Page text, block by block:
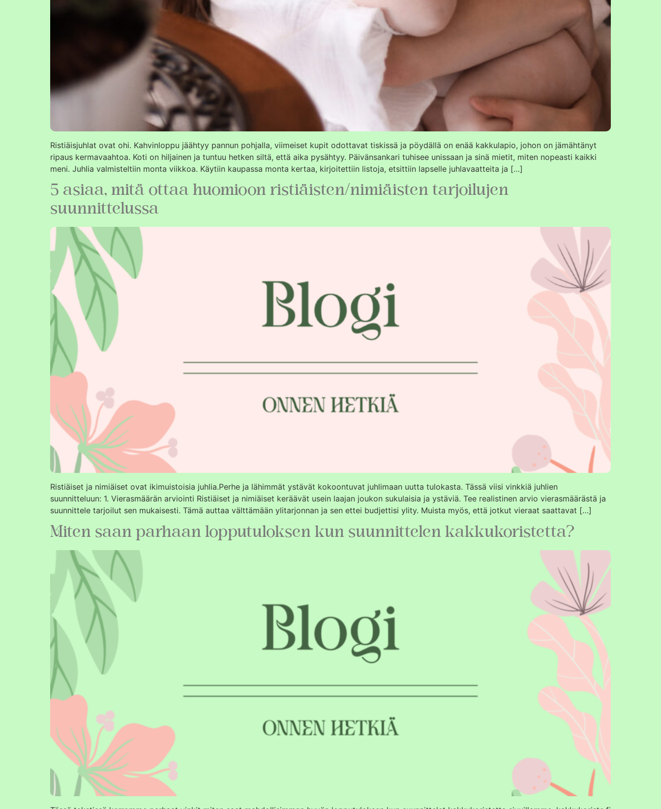
Ristiäisjuhlat ovat ohi. Kahvinloppu jäähtyy pannun pohjalla, viimeiset kupit odottavat tiskissä ja pöydällä on enää kakkulapio, johon on jämähtänyt
ripaus kermavaahtoa. Koti on hiljainen ja tuntuu hetken siltä, että aika pysähtyy. Päivänsankari tuhisee unissaan ja sinä mietit, miten nopeasti kaikki
meni. Juhlia valmisteltiin monta viikkoa. Käytiin kaupassa monta kertaa, kirjoitettiin listoja, etsittiin lapselle juhlavaatteita ja […]
5 asiaa, mitä ottaa huomioon ristiäisten/nimiäisten tarjoilujen
suunnittelussa
Ristiäiset ja nimiäiset ovat ikimuistoisia juhlia.Perhe ja lähimmät ystävät kokoontuvat juhlimaan uutta tulokasta. Tässä viisi vinkkiä juhlien
suunnitteluun: 1. Vierasmäärän arviointi Ristiäiset ja nimiäiset keräävät usein laajan joukon sukulaisia ja ystäviä. Tee realistinen arvio vierasmäärästä ja
suunnittele tarjoilut sen mukaisesti. Tämä auttaa välttämään ylitarjonnan ja sen ettei budjettisi ylity. Muista myös, että jotkut vieraat saattavat […]
Miten saan parhaan lopputuloksen kun suunnittelen kakkukoristetta?